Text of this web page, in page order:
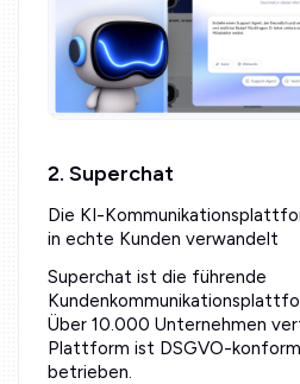
2. Superchat
Die KI-
in echte Kunden verwandelt
Superchat ist die führende
Über 10.000 Unternehmen
Plattform ist DSGVO-
betrieben.